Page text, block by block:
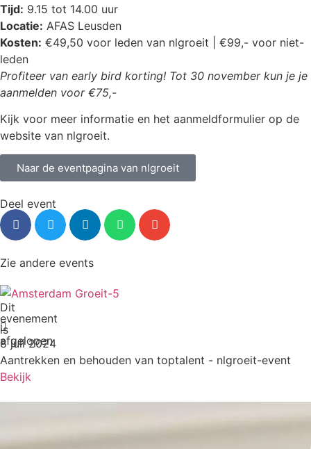
Tijd: 9.15 tot 14.00 uur
Locatie: AFAS Leusden
Kosten: €49,50 voor leden van nlgroeit | €99,- voor niet-
leden
Profiteer van early bird korting! Tot 30 november kun je je
aanmelden voor €75,-
Kijk voor meer informatie en het aanmeldformulier op de
website van nlgroeit.
Naar de eventpagina van nlgroeit
Deel event
Zie andere events
Dit
evenement
is
afgelopen
8 juli 2024
Aantrekken en behouden van toptalent - nlgroeit-event
Bekijk